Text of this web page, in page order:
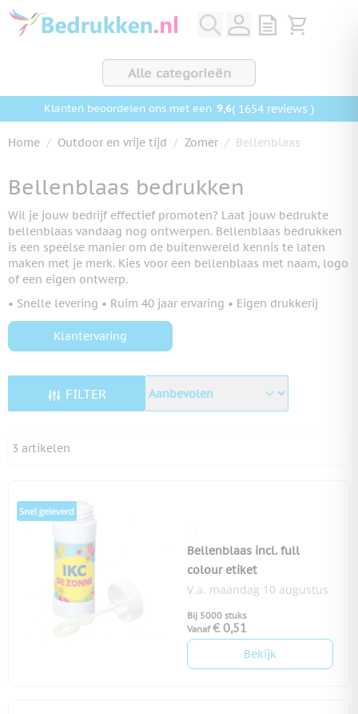
Ga naar de inhoud
View quote,
Bekijk
Alle categorieën
Klanten beoordelen ons met een 9,6( 1654 reviews )
Home / Outdoor en vrije tijd / Zomer / Bellenblaas
Bellenblaas bedrukken
Wil je jouw bedrijf effectief promoten? Laat jouw bedrukte
bellenblaas vandaag nog ontwerpen. Bellenblaas bedrukken
is een speelse manier om de buitenwereld kennis te laten
maken met je merk. Kies voor een bellenblaas met naam, logo
of een eigen ontwerp.
• Snelle levering • Ruim 40 jaar ervaring • Eigen drukkerij
Klantervaring
FILTER
3 artikelen
Bellenblaas incl. full
colour etiket
V.a. maandag 10 augustus
Bij 5000 stuks
Vanaf € 0,51
Bekijk